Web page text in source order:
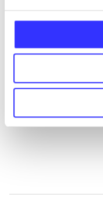
...
...